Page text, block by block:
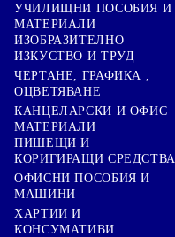
УЧИЛИЩНИ ПОСОБИЯ И
МАТЕРИАЛИ
ИЗОБРАЗИТЕЛНО
ИЗКУСТВО И ТРУД
ЧЕРТАНЕ, ГРАФИКА ,
ОЦВЕТЯВАНЕ
КАНЦЕЛАРСКИ И ОФИС
МАТЕРИАЛИ
ПИШЕЩИ И
КОРИГИРАЩИ СРЕДСТВА
ОФИСНИ ПОСОБИЯ И
МАШИНИ
ХАРТИИ И
КОНСУМАТИВИ